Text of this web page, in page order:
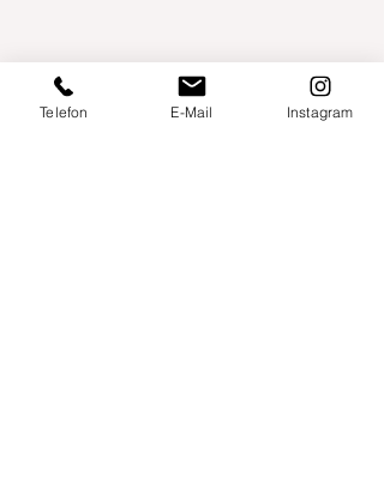
Telefon E-Mail Instagram